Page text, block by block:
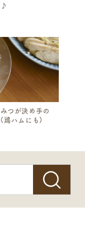
♪
つが決め手の
(鶏ハムにも)